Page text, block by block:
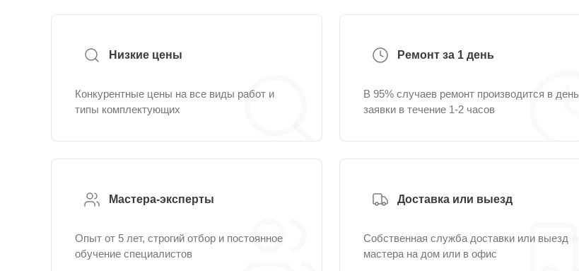
Низкие цены
Конкурентные цены на все виды работ и
типы комплектующих
Ремонт за 1 день
В 95% случаев ремонт производится в день
заявки в течение 1-2 часов
Мастера-эксперты
Опыт от 5 лет, строгий отбор и постоянное
обучение специалистов
Доставка или выезд
Собственная служба доставки или выезд
мастера на дом или в офис